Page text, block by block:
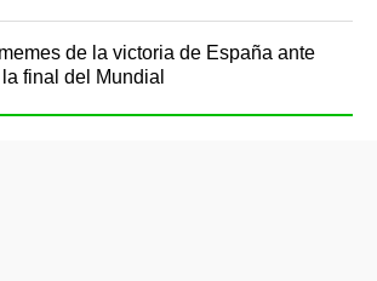
de la victoria de España ante
final del Mundial